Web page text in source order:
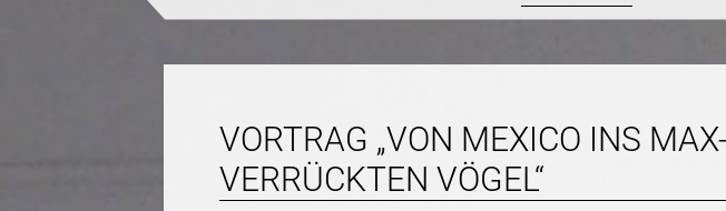
VORTRAG „VON MEXICO INS
VERRÜCKTEN VÖGEL“